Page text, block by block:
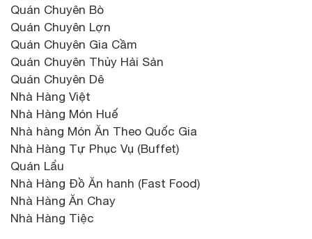
Quán Chuyên Bò
Quán Chuyên Lợn
Quán Chuyên Gia Cầm
Quán Chuyên Thủy Hải Sản
Quán Chuyên Dê
Nhà Hàng Việt
Nhà Hàng Món Huế
Nhà hàng Món Ăn Theo Quốc Gia
Nhà Hàng Tự Phục Vụ (Buffet)
Quán Lẩu
Nhà Hàng Đồ Ăn hanh (Fast Food)
Nhà Hàng Ăn Chay
Nhà Hàng Tiệc